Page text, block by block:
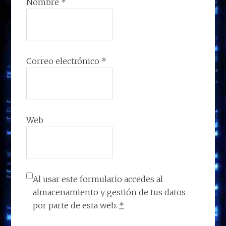
Correo electrónico *
Web
Al usar este formulario accedes al
almacenamiento y gestión de tus datos
por parte de esta web. *